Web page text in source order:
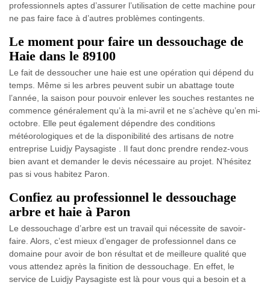
professionnels aptes d’assurer l’utilisation de cette machine pour
ne pas faire face à d’autres problèmes contingents.
Le moment pour faire un dessouchage de
Haie dans le 89100
Le fait de dessoucher une haie est une opération qui dépend du
temps. Même si les arbres peuvent subir un abattage toute
l’année, la saison pour pouvoir enlever les souches restantes ne
commence généralement qu’à la mi-avril et ne s’achève qu’en mi-
octobre. Elle peut également dépendre des conditions
météorologiques et de la disponibilité des artisans de notre
entreprise Luidjy Paysagiste . Il faut donc prendre rendez-vous
bien avant et demander le devis nécessaire au projet. N’hésitez
pas si vous habitez Paron.
Confiez au professionnel le dessouchage
arbre et haie à Paron
Le dessouchage d’arbre est un travail qui nécessite de savoir-
faire. Alors, c’est mieux d’engager de professionnel dans ce
domaine pour avoir de bon résultat et de meilleure qualité que
vous attendez après la finition de dessouchage. En effet, le
service de Luidjy Paysagiste est là pour vous qui a besoin et a